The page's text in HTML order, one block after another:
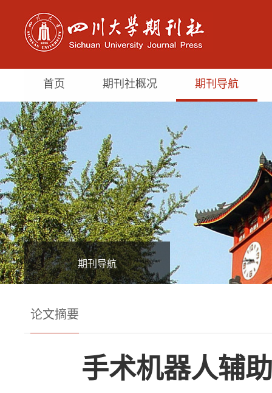
首页 期刊社概况 期刊导航
期刊导航
论文摘要
手术机器人辅